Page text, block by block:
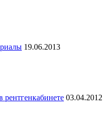
19.06.2013
03.04.2012